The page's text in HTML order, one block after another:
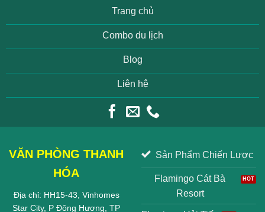
Trang chủ
Combo du lịch
Blog
Liên hệ
VĂN PHÒNG THANH
HÓA
Địa chỉ: HH15-43, Vinhomes
Star City, P Đông Hương, TP
Sản Phẩm Chiến Lược
Flamingo Cát Bà
Resort